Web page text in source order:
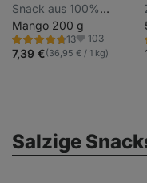
Snack aus 100%
ungeschwefeltem
Obst, hervorragende
Quelle für sofortige
Mango 200 g
13
Bewertung
4.7/5,
13
Favoriten
103
7,39 €(36,95 € / 1 kg)
Salzige